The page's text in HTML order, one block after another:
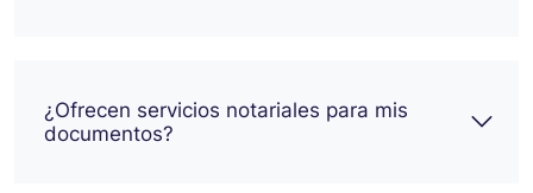
¿Ofrecen servicios notariales para mis
documentos?